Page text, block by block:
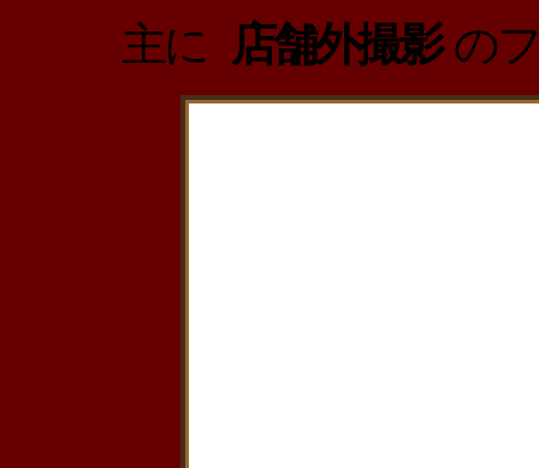
主に 店舗外撮影の